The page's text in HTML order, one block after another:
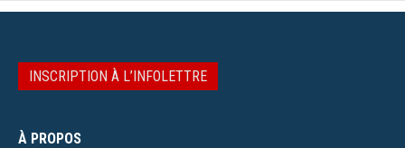
INSCRIPTION À L’INFOLETTRE
À PROPOS